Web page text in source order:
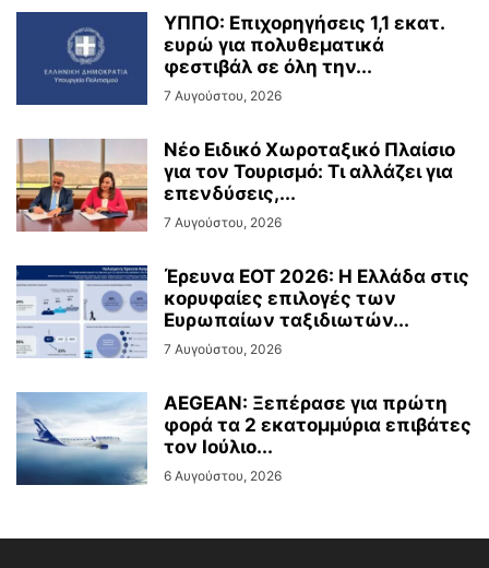
ΥΠΠΟ: Επιχορηγήσεις 1,1 εκατ.
ευρώ για πολυθεματικά
φεστιβάλ σε όλη την...
7 Αυγούστου, 2026
Νέο Ειδικό Χωροταξικό Πλαίσιο
για τον Τουρισμό: Τι αλλάζει για
επενδύσεις,...
7 Αυγούστου, 2026
Έρευνα ΕΟΤ 2026: Η Ελλάδα στις
κορυφαίες επιλογές των
Ευρωπαίων ταξιδιωτών...
7 Αυγούστου, 2026
AEGEAN: Ξεπέρασε για πρώτη
φορά τα 2 εκατομμύρια επιβάτες
τον Ιούλιο...
6 Αυγούστου, 2026